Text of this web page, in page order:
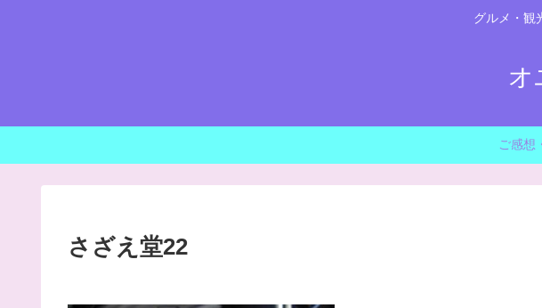
グルメ・観
オ
ご感想
さざえ堂22